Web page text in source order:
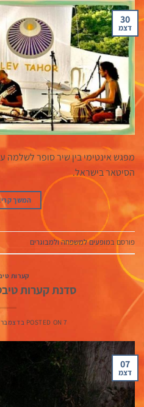
30
דצמ
מפגש אינטימי בין שיר סופר לשלמה
הסיטאר בישראל.
המשך
פורסם במופעים למשפחה ולמבוגרים
קערות
סדנת קערות
POSTED ON7 בדצמבר 2013
07
דצמ